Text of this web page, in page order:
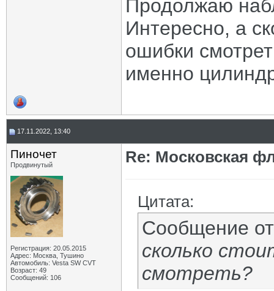
Продолжаю
Интересно, а
ошибки
именно
17.11.2022, 13:40
Пиночет
Продвинутый
Регистрация: 20.05.2015
Адрес: Москва, Тушино
Автомобиль: Vesta SW CVT
Возраст: 49
Сообщений: 106
Re: Московская
Цитата:
Сообщение
сколько
смотреть?